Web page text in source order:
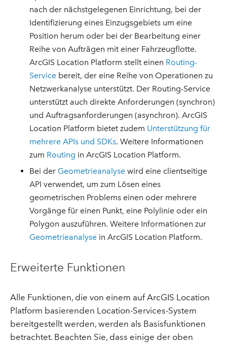
nach der nächstgelegenen Einrichtung, bei der
Identifizierung eines Einzugsgebiets um eine
Position herum oder bei der Bearbeitung einer
Reihe von Aufträgen mit einer Fahrzeugflotte.
ArcGIS Location Platform stellt einen Routing-
Service bereit, der eine Reihe von Operationen zu
Netzwerkanalyse unterstützt. Der Routing-Service
unterstützt auch direkte Anforderungen (synchron)
und Auftragsanforderungen (asynchron). ArcGIS
Location Platform bietet zudem Unterstützung für
mehrere APIs und SDKs. Weitere Informationen
zum Routing in ArcGIS Location Platform.
Bei der Geometrieanalyse wird eine clientseitige
API verwendet, um zum Lösen eines
geometrischen Problems einen oder mehrere
Vorgänge für einen Punkt, eine Polylinie oder ein
Polygon auszuführen. Weitere Informationen zur
Geometrieanalyse in ArcGIS Location Platform.
Erweiterte Funktionen
Alle Funktionen, die von einem auf ArcGIS Location
Platform basierenden Location-Services-System
bereitgestellt werden, werden als Basisfunktionen
betrachtet. Beachten Sie, dass einige der oben